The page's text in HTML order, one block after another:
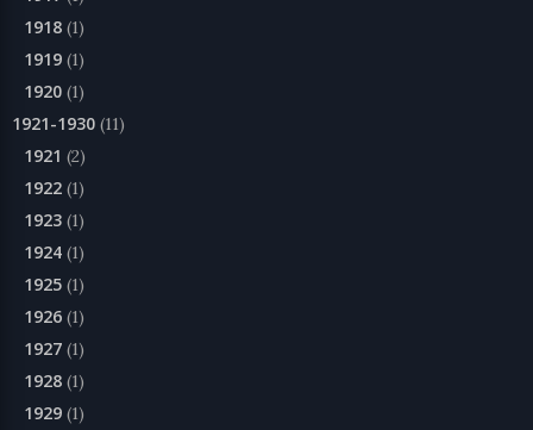
1918 (1)
1919 (1)
1920 (1)
1921-1930 (11)
1921 (2)
1922 (1)
1923 (1)
1924 (1)
1925 (1)
1926 (1)
1927 (1)
1928 (1)
1929 (1)